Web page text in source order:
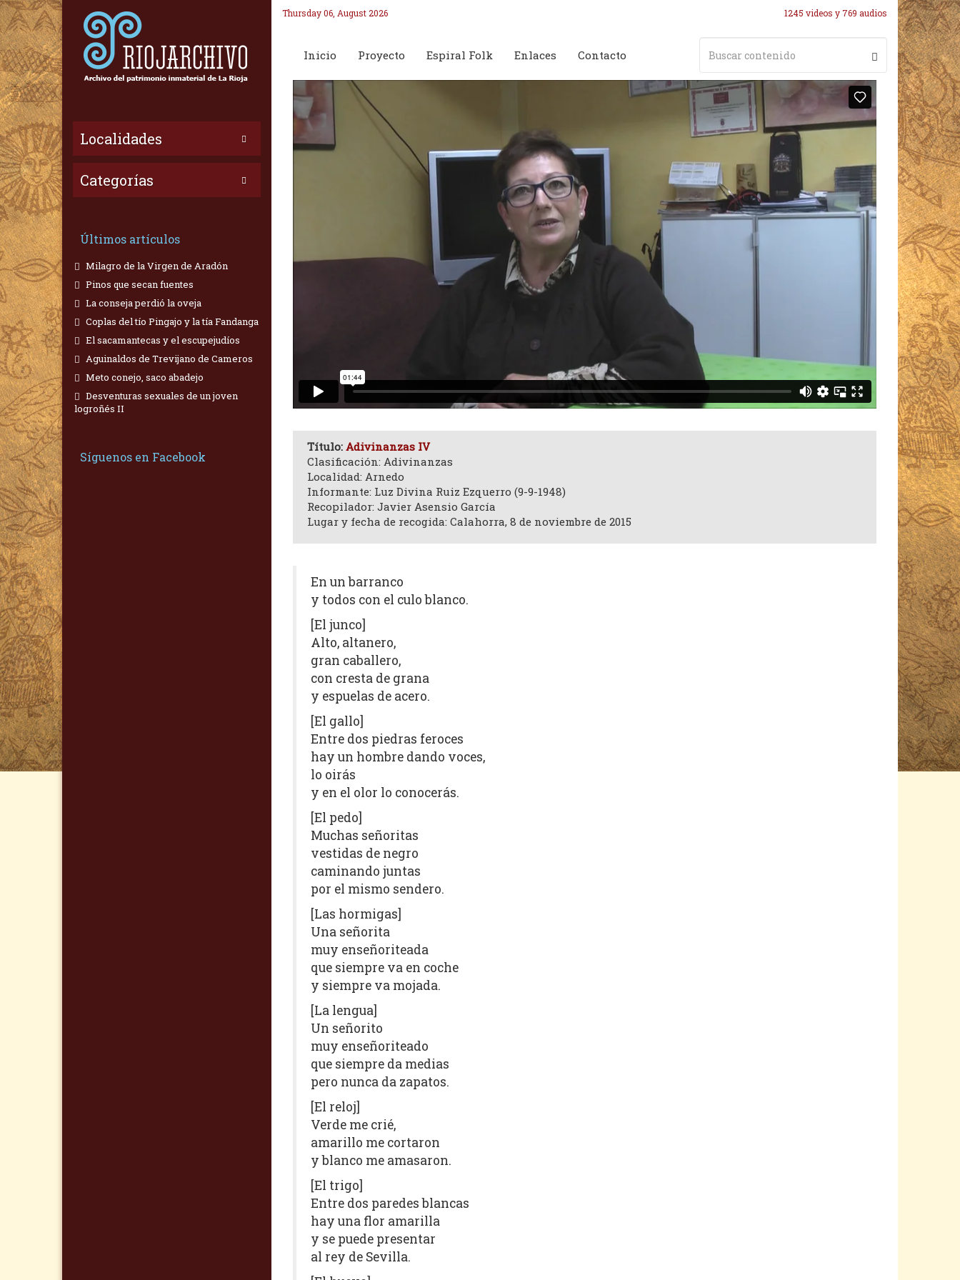
Localidades
Categorías
Últimos artículos
Milagro de la Virgen de Aradón
Pinos que secan fuentes
La conseja perdió la oveja
Coplas del tío Pingajo y la tía Fandanga
El sacamantecas y el escupejudíos
Aguinaldos de Trevijano de Cameros
Meto conejo, saco abadejo
Desventuras sexuales de un joven
logroñés II
Síguenos en Facebook
Thursday 06, August 2026 1245 videos y 769 audios
Inicio Proyecto Espiral Folk Enlaces Contacto
Título: Adivinanzas IV
Clasificación: Adivinanzas
Localidad: Arnedo
Informante: Luz Divina Ruiz Ezquerro (9-9-1948)
Recopilador: Javier Asensio García
Lugar y fecha de recogida: Calahorra, 8 de noviembre de 2015
En un barranco
y todos con el culo blanco.
[El junco]
Alto, altanero,
gran caballero,
con cresta de grana
y espuelas de acero.
[El gallo]
Entre dos piedras feroces
hay un hombre dando voces,
lo oirás
y en el olor lo conocerás.
[El pedo]
Muchas señoritas
vestidas de negro
caminando juntas
por el mismo sendero.
[Las hormigas]
Una señorita
muy enseñoriteada
que siempre va en coche
y siempre va mojada.
[La lengua]
Un señorito
muy enseñoriteado
que siempre da medias
pero nunca da zapatos.
[El reloj]
Verde me crié,
amarillo me cortaron
y blanco me amasaron.
[El trigo]
Entre dos paredes blancas
hay una flor amarilla
y se puede presentar
al rey de Sevilla.